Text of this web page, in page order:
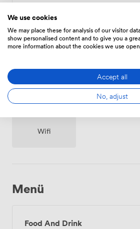
Ausstattungen
Wifi
Menü
Food And Drink
We use cookies
We may place these for analysis of our visitor
show personalised content and to give you a
more information about the cookies we use
Accept all
No, adjust